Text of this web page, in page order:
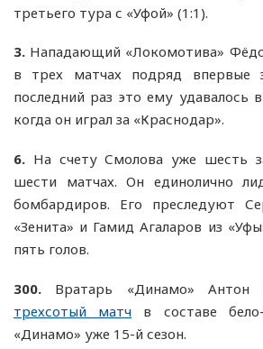
третьего тура с «Уфой» (1:1).
3. Нападающий «Локомотива»
в трех матчах подряд впервые
последний раз это ему удавалось
когда он играл за «Краснодар».
6. На счету Смолова уже шесть
шести матчах. Он единолично
бомбардиров. Его преследуют
«Зенита» и Гамид Агаларов из
пять голов.
300. Вратарь «Динамо»
трехсотый матч в составе
«Динамо» уже 15-й сезон.